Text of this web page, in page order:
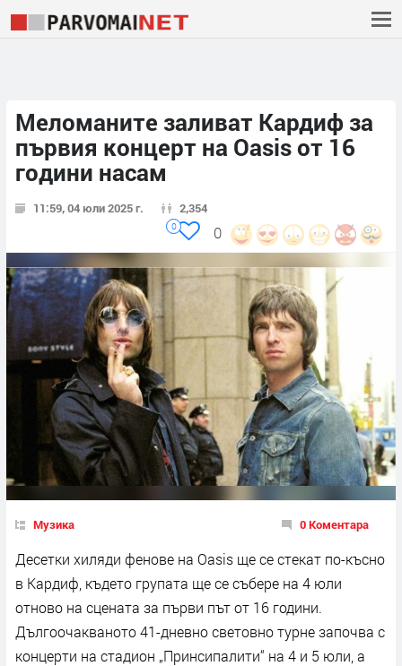
Меломаните заливат Кардиф за
първия концерт на Oasis от 16
години насам
11:59, 04 юли 2025 г. 2,354
0
0
Музика 0 Коментара
Десетки хиляди фенове на Oasis ще се стекат по-късно
в Кардиф, където групата ще се събере на 4 юли
отново на сцената за първи път от 16 години.
Дългоочакваното 41-дневно световно турне започва с
концерти на стадион „Принсипалити“ на 4 и 5 юли, а